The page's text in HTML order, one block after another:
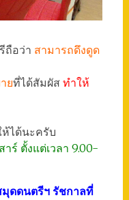
ถือว่า สามารถดึงดูด
ยที่ได้สัมผัส ทำให้
ห้ได้นะครับ
ร์ ตั้งแต่เวลา 9.00-
ดดนตรีฯ รัชกาลที่